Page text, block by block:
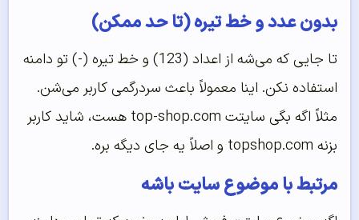
بدون عدد و خط تیره (تا حد ممکن)
تا جایی که می‌شه از اعداد (123) و خط تیره ( -) تو دامنه
استفاده نکن. اینا معمولاً باعث سردرگمی کاربر می‌شن.
مثلاً اگه بگی سایتت top-shop.com هست، شاید کاربر
بزنه topshop.com و اصلاً یه جای دیگه بره.
مرتبط با موضوع سایت باشه